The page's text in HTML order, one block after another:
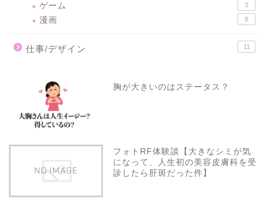
ゲーム 3
漫画 8
仕事/デザイン 11
胸が大きいのはステータス？
フォトRF体験談【大きなシミが気
になって、人生初の美容皮膚科を受
診したら肝斑だった件】